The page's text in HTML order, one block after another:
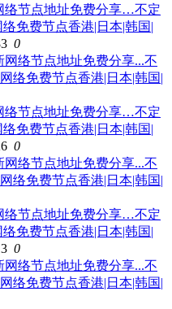
络节点地址免费分享…不定
免费节点香港|日本|韩国|
0
络节点地址免费分享…不定
免费节点香港|日本|韩国|
0
络节点地址免费分享…不定
免费节点香港|日本|韩国|
0